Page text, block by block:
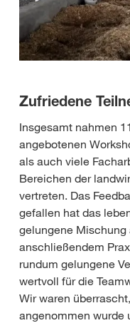
Zufriedene
Insgesamt nahmen
angebotenen
als auch viele
Bereichen der
vertreten. Das
gefallen hat das
gelungene Mischung
anschließendem
rundum gelungene
wertvoll für die
Wir waren
angenommen wurde